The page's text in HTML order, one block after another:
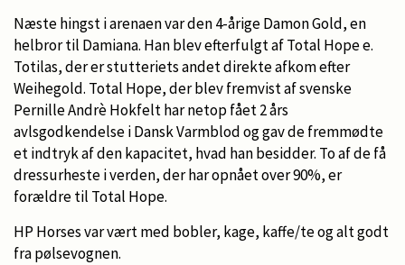
Næste hingst i arenaen var den 4-årige Damon Gold, en
helbror til Damiana. Han blev efterfulgt af Total Hope e.
Totilas, der er stutteriets andet direkte afkom efter
Weihegold. Total Hope, der blev fremvist af svenske
Pernille Andrè Hokfelt har netop fået 2 års
avlsgodkendelse i Dansk Varmblod og gav de fremmødte
et indtryk af den kapacitet, hvad han besidder. To af de få
dressurheste i verden, der har opnået over 90%, er
forældre til Total Hope.
HP Horses var vært med bobler, kage, kaffe/te og alt godt
fra pølsevognen.